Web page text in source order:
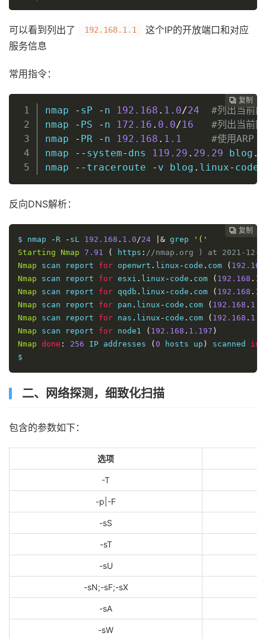
可以看到列出了 192.168.1.1
这个IP的开放端口和对应
服务信息
常用指令：
 复制
 复制
 复制
 复制
 复制
 复制
 复制
 复制
 复制
 复制
 复制
 复制
 复制
 复制
 复制
 复制
 复制
 复制
 复制
 复制
 复制
 复制
 复制
 复制
 复制
 复制
 复制
 复制
 复制
 复制
 复制
 复制
 复制
 复制
 复制
 复制
 复制
nmap - sP - n 192.168 . 1.0/24
#列出当前
nmap
- PS - n 172.16 . 0.0/16
#列出当前
nmap
- PR - n 192.168 . 1.1
#使用ARP
nmap
-- system- dns 119.29 . 29.29 blog .
nmap
-- traceroute - v blog . linux- code
反向DNS解析：
 复制
 复制
 复制
 复制
 复制
 复制
 复制
 复制
 复制
 复制
 复制
 复制
 复制
 复制
 复制
 复制
 复制
 复制
 复制
 复制
 复制
 复制
 复制
 复制
 复制
 复制
 复制
 复制
 复制
 复制
 复制
 复制
 复制
 复制
 复制
 复制
$ nmap
- R - sL 192.168 . 1.0/24 |& grep
'('
Starting Nmap 7.91 ( https : //nmap.org ) at 2021-12-
Nmap scan report for openwrt . linux - code . com ( 192.168
Nmap scan report for esxi . linux - code . com ( 192.168 .
Nmap scan report for qqdb . linux - code . com ( 192.168 .
Nmap scan report for pan . linux - code . com ( 192.168 .
Nmap scan report for nas . linux - code . com ( 192.168 .
Nmap scan report for node1 ( 192.168 . 1.197 )
Nmap done : 256 IP addresses ( 0 hosts up ) scanned in
$
二、网络探测，细致化扫描
包含的参数如下：
选项
-T
-p|-F
-sS
-sT
-sU
-sN;-sF;-sX
-sA
-sW